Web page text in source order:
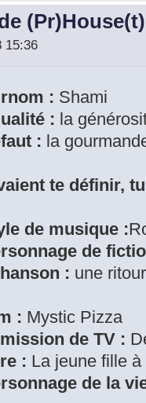
(Pr)House(t)
15:36
: Shami
: la
: la
te définir,
de musique :
de
: une
: Mystic Pizza
de TV :
: La jeune fille à
de la